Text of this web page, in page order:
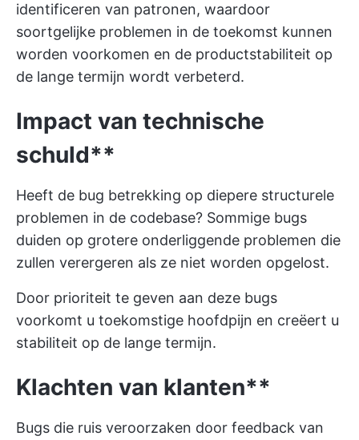
identificeren van patronen, waardoor
soortgelijke problemen in de toekomst kunnen
worden voorkomen en de productstabiliteit op
de lange termijn wordt verbeterd.
Impact van technische
schuld**
Heeft de bug betrekking op diepere structurele
problemen in de codebase? Sommige bugs
duiden op grotere onderliggende problemen die
zullen verergeren als ze niet worden opgelost.
Door prioriteit te geven aan deze bugs
voorkomt u toekomstige hoofdpijn en creëert u
stabiliteit op de lange termijn.
Klachten van klanten**
Bugs die ruis veroorzaken door feedback van